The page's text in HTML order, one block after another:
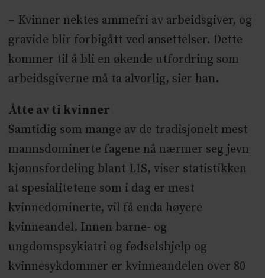
– Kvinner nektes ammefri av arbeidsgiver, og
gravide blir forbigått ved ansettelser. Dette
kommer til å bli en økende utfordring som
arbeidsgiverne må ta alvorlig, sier han.
Åtte av ti kvinner
Samtidig som mange av de tradisjonelt mest
mannsdominerte fagene nå nærmer seg jevn
kjønnsfordeling blant LIS, viser statistikken
at spesialitetene som i dag er mest
kvinnedominerte, vil få enda høyere
kvinneandel. Innen barne- og
ungdomspsykiatri og fødselshjelp og
kvinnesykdommer er kvinneandelen over 80